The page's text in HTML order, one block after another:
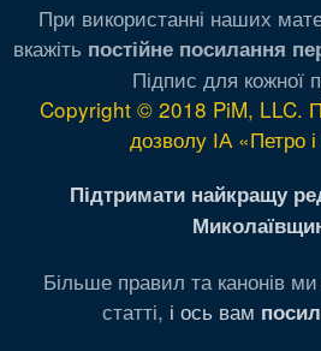
При використанні наших
вкажіть постійне посилання
Підпис для кожної
Copyright © 2018 PiM, LLC.
дозволу ІА «Петро
Підтримати найкращу
Більше правил та канонів
статті, і ось вам